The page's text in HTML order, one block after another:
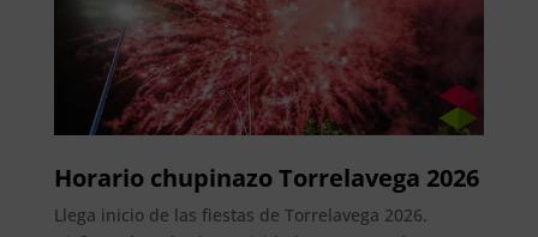
Horario chupinazo Torrelavega 2026
Llega inicio de las fiestas de Torrelavega 2026.